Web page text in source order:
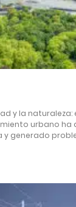
y la
urbano
y generado